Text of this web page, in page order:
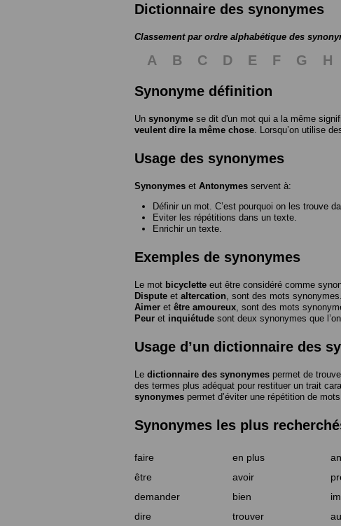
Dictionnaire des synonymes
Classement par ordre alphabétique des
A B C D E F G H
Synonyme définition
Un synonyme se dit d'un mot qui a la même
veulent dire la même chose . Lorsqu’on utilise
Usage des synonymes
Synonymes et Antonymes servent à:
Définir un mot. C’est pourquoi on les trouve
Eviter les répétitions dans un texte.
Enrichir un texte.
Exemples de synonymes
Le mot bicyclette eut être considéré comme
Dispute et altercation , sont des mots synonymes.
Aimer et être amoureux , sont des mots
Peur et inquiétude sont deux synonymes que
Usage d’un dictionnaire des
Le dictionnaire des synonymes permet de
des termes plus adéquat pour restituer un trait
synonymes permet d’éviter une répétition de
Synonymes les plus
faire en plus
être
avoir
demander
bien
dire
trouver